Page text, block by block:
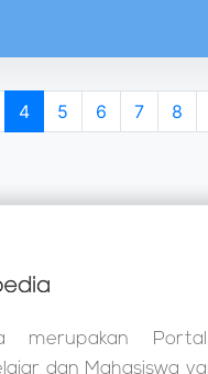
4 5 6 7 8
merupakan
dan Mahasiswa